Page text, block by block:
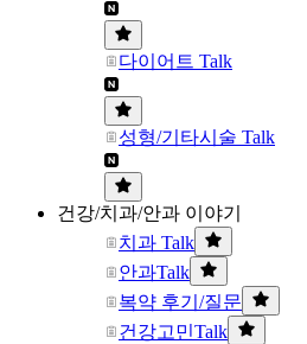
다이어트 Talk
성형/기타시술 Talk
건강/치과/안과 이야기
치과 Talk
안과Talk
복약 후기/질문
건강고민Talk